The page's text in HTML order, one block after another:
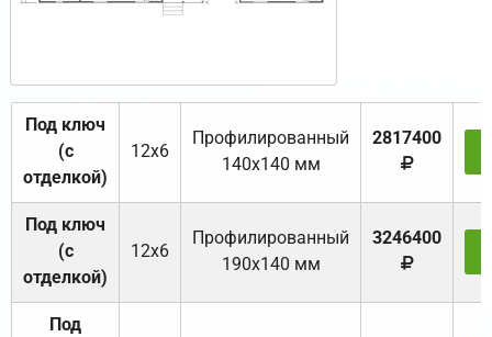
Под ключ
(с
отделкой)
12х6
Профилированный
140х140 мм
2817400
Под ключ
(с
отделкой)
12х6
Профилированный
190х140 мм
3246400
Под